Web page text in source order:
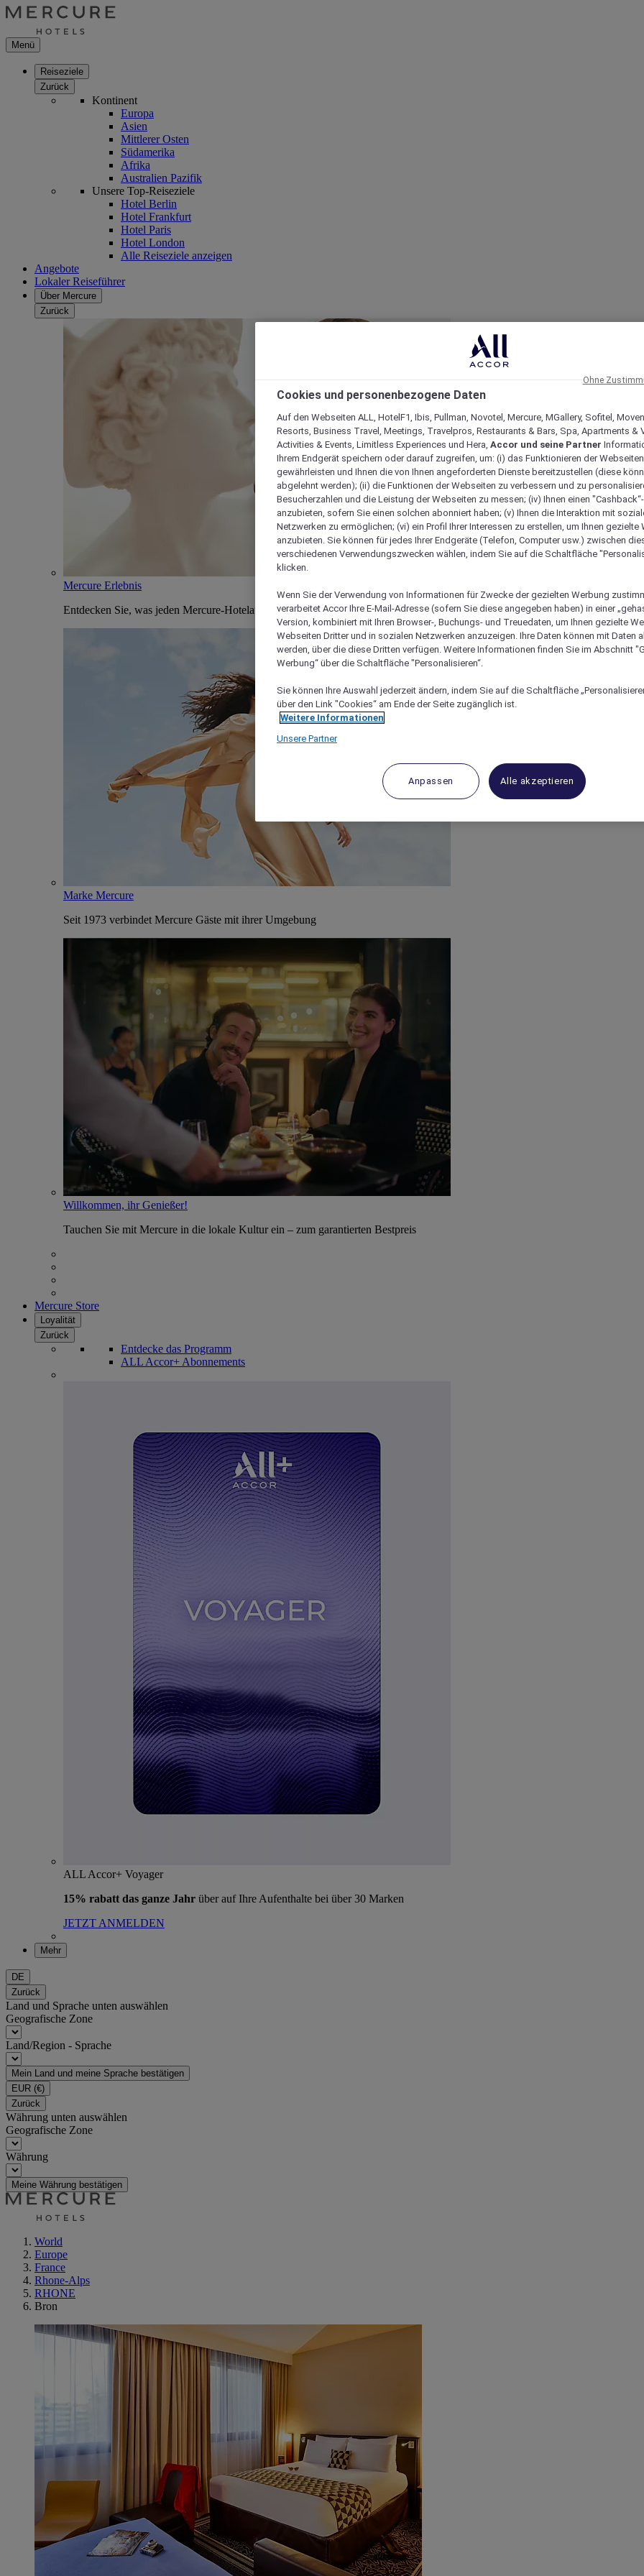
Menü
Reiseziele
Zurück
Kontinent
Europa
Asien
Mittlerer Osten
Südamerika
Afrika
Australien Pazifik
Unsere Top-Reiseziele
Hotel Berlin
Hotel Frankfurt
Hotel Paris
Hotel London
Alle Reiseziele anzeigen
Angebote
Lokaler Reiseführer
Über Mercure
Zurück
Mercure Erlebnis
Entdecken Sie, was jeden Mercure-Hotelaufenthalt einzigartig macht
Marke Mercure
Seit 1973 verbindet Mercure Gäste mit ihrer Umgebung
Willkommen, ihr Genießer!
Tauchen Sie mit Mercure in die lokale Kultur ein – zum garantierten Bestpreis
Mercure Store
Loyalität
Zurück
Entdecke das Programm
ALL Accor+ Abonnements
ALL Accor+ Voyager
15% rabatt das ganze Jahr über auf Ihre Aufenthalte bei über 30 Marken
JETZT ANMELDEN
Mehr
DE
Zurück
Land und Sprache unten auswählen
Geografische Zone
Land/Region - Sprache
Mein Land und meine Sprache bestätigen
EUR (€)
Zurück
Währung unten auswählen
Geografische Zone
Währung
Meine Währung bestätigen
World
Europe
France
Rhone-Alps
RHONE
Bron
Cookies und personenbezogene Daten
Auf den Webseiten ALL, HotelF1, Ibis, Pullman, Novotel, Mercure, MGallery, Sofitel,
Resorts, Business Travel, Meetings, Travelpros, Restaurants & Bars, Spa, Apartments &
Activities & Events, Limitless Experiences und Hera, Accor und seine Partner
Ihrem Endgerät speichern oder darauf zugreifen, um: (i) das Funktionieren der
gewährleisten und Ihnen die von Ihnen angeforderten Dienste bereitzustellen (diese
abgelehnt werden); (ii) die Funktionen der Webseiten zu verbessern und zu
Besucherzahlen und die Leistung der Webseiten zu messen; (iv) Ihnen einen
anzubieten, sofern Sie einen solchen abonniert haben; (v) Ihnen die Interaktion mit
Netzwerken zu ermöglichen; (vi) ein Profil Ihrer Interessen zu erstellen, um Ihnen gezielte
anzubieten. Sie können für jedes Ihrer Endgeräte (Telefon, Computer usw.) zwischen
verschiedenen Verwendungszwecken wählen, indem Sie auf die Schaltfläche
klicken.
Wenn Sie der Verwendung von Informationen für Zwecke der gezielten Werbung
verarbeitet Accor Ihre E-Mail-Adresse (sofern Sie diese angegeben haben) in einer
Version, kombiniert mit Ihren Browser-, Buchungs- und Treuedaten, um Ihnen gezielte
Webseiten Dritter und in sozialen Netzwerken anzuzeigen. Ihre Daten können mit Daten
werden, über die diese Dritten verfügen. Weitere Informationen finden Sie im Abschnitt
Werbung“ über die Schaltfläche "Personalisieren“.
Sie können Ihre Auswahl jederzeit ändern, indem Sie auf die Schaltfläche
über den Link "Cookies“ am Ende der Seite zugänglich ist.
Weitere Informationen
Unsere Partner
Anpassen Alle akzeptieren
Ohne